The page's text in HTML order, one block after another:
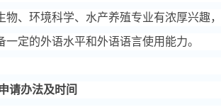
物、环境科学、水产养殖专业有浓厚兴趣
一定的外语水平和外语语言使用能力。
请办法及时间